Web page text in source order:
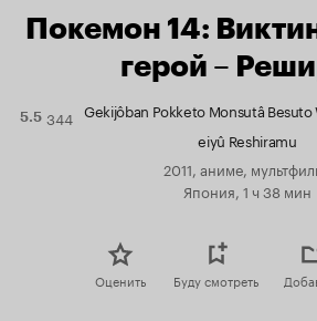
Покемон 14:
герой –
5.5Рейтинг
344 Gekijôban Pokketo Monsutâ
eiyû Reshiramu
2011, аниме,
Япония, 1 ч 38 мин
Оценить Буду смотреть